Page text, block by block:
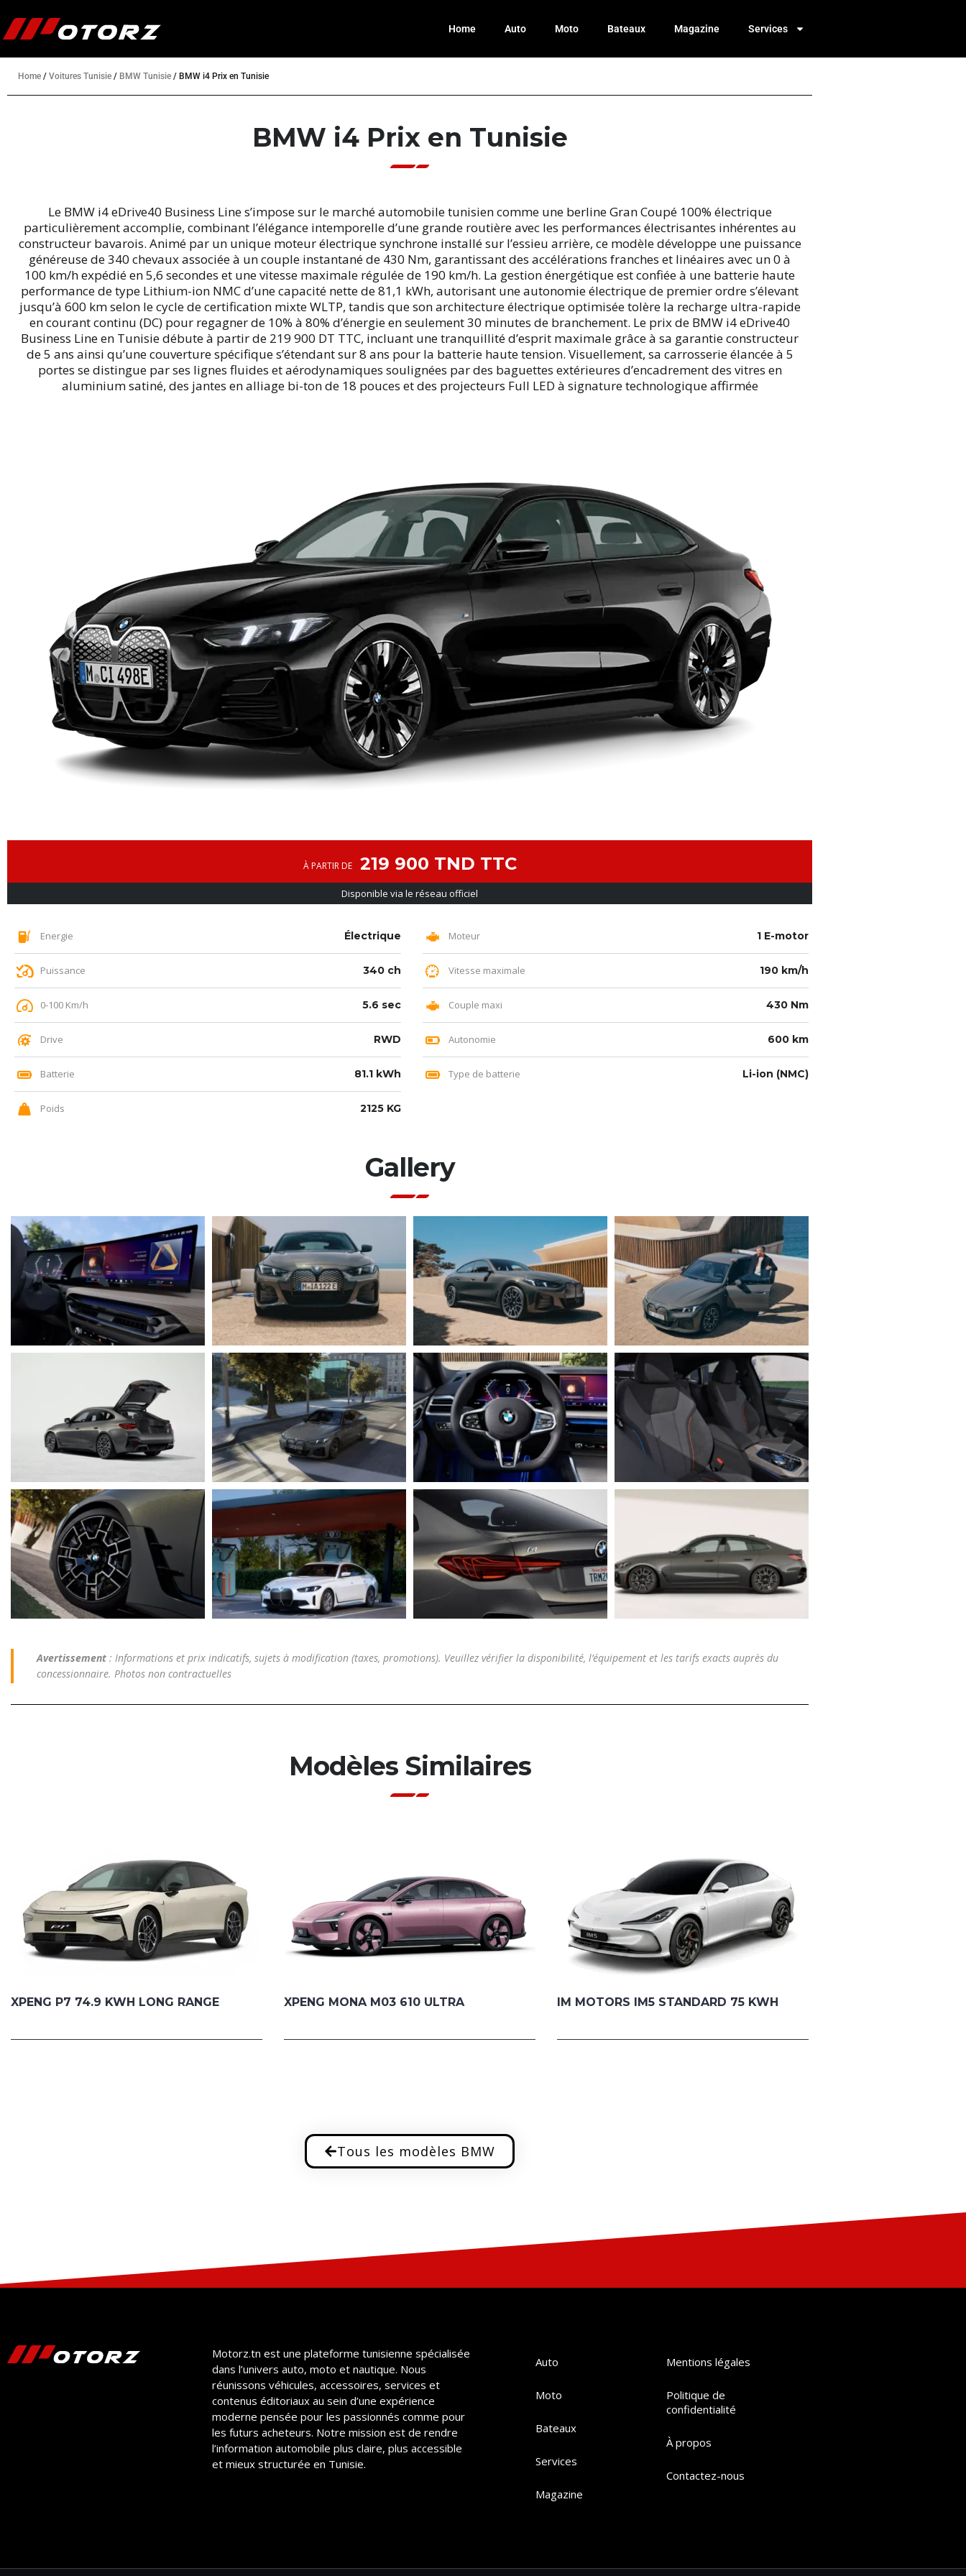
Home Auto Moto Bateaux Magazine Services
Home / Voitures Tunisie / BMW Tunisie / BMW i4 Prix en Tunisie
BMW i4 Prix en Tunisie
Le BMW i4 eDrive40 Business Line s’impose sur le marché automobile tunisien comme une berline Gran Coupé 100% électrique
particulièrement accomplie, combinant l’élégance intemporelle d’une grande routière avec les performances électrisantes inhérentes au
constructeur bavarois. Animé par un unique moteur électrique synchrone installé sur l’essieu arrière, ce modèle développe une puissance
généreuse de 340 chevaux associée à un couple instantané de 430 Nm, garantissant des accélérations franches et linéaires avec un 0 à
100 km/h expédié en 5,6 secondes et une vitesse maximale régulée de 190 km/h. La gestion énergétique est confiée à une batterie haute
performance de type Lithium-ion NMC d’une capacité nette de 81,1 kWh, autorisant une autonomie électrique de premier ordre s’élevant
jusqu’à 600 km selon le cycle de certification mixte WLTP, tandis que son architecture électrique optimisée tolère la recharge ultra-rapide
en courant continu (DC) pour regagner de 10% à 80% d’énergie en seulement 30 minutes de branchement. Le prix de BMW i4 eDrive40
Business Line en Tunisie débute à partir de 219 900 DT TTC, incluant une tranquillité d’esprit maximale grâce à sa garantie constructeur
de 5 ans ainsi qu’une couverture spécifique s’étendant sur 8 ans pour la batterie haute tension. Visuellement, sa carrosserie élancée à 5
portes se distingue par ses lignes fluides et aérodynamiques soulignées par des baguettes extérieures d’encadrement des vitres en
aluminium satiné, des jantes en alliage bi-ton de 18 pouces et des projecteurs Full LED à signature technologique affirmée
219 900 TND TTC
À PARTIR DE
Disponible via le réseau officiel
Energie Électrique Moteur 1 E-motor
Puissance 340 ch Vitesse maximale 190 km/h
0-100 Km/h 5.6 sec Couple maxi 430 Nm
Drive RWD Autonomie 600 km
Batterie 81.1 kWh Type de batterie Li-ion (NMC)
Poids 2125 KG
Gallery
Avertissement : Informations et prix indicatifs, sujets à modification (taxes, promotions). Veuillez vérifier la disponibilité, l’équipement et les tarifs exacts auprès du
concessionnaire. Photos non contractuelles
Modèles Similaires
XPENG P7 74.9 KWH LONG RANGE XPENG MONA M03 610 ULTRA IM MOTORS IM5 STANDARD 75 KWH
Tous les modèles BMW
Motorz.tn est une plateforme tunisienne spécialisée
dans l’univers auto, moto et nautique. Nous
réunissons véhicules, accessoires, services et
contenus éditoriaux au sein d’une expérience
moderne pensée pour les passionnés comme pour
les futurs acheteurs. Notre mission est de rendre
l’information automobile plus claire, plus accessible
et mieux structurée en Tunisie.
Auto
Moto
Bateaux
Services
Magazine
Mentions légales
Politique de
confidentialité
À propos
Contactez-nous